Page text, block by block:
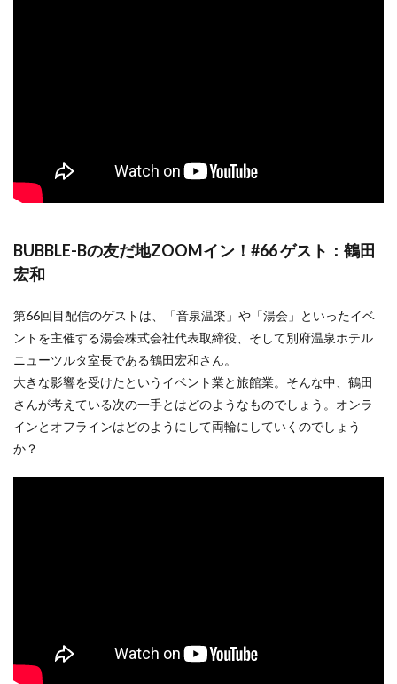
BUBBLE-Bの友だ地ZOOMイン！#66 ゲスト：鶴田
宏和
第66回目配信のゲストは、「音泉温楽」や「湯会」といったイベ
ントを主催する湯会株式会社代表取締役、そして別府温泉ホテル
ニューツルタ室長である鶴田宏和さん。
大きな影響を受けたというイベント業と旅館業。そんな中、鶴田
さんが考えている次の一手とはどのようなものでしょう。オンラ
インとオフラインはどのようにして両輪にしていくのでしょう
か？